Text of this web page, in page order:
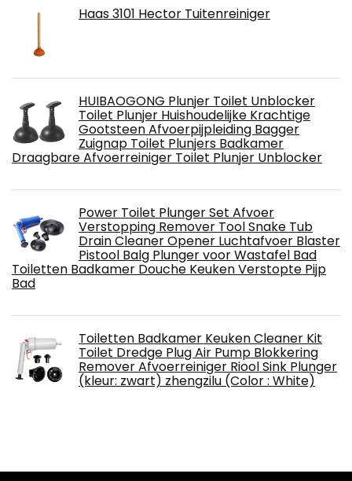
Haas 3101 Hector Tuitenreiniger
HUIBAOGONG Plunjer Toilet Unblocker
Toilet Plunjer Huishoudelijke Krachtige
Gootsteen Afvoerpijpleiding Bagger
Zuignap Toilet Plunjers Badkamer
Draagbare Afvoerreiniger Toilet Plunjer Unblocker
Power Toilet Plunger Set Afvoer
Verstopping Remover Tool Snake Tub
Drain Cleaner Opener Luchtafvoer Blaster
Pistool Balg Plunger voor Wastafel Bad
Toiletten Badkamer Douche Keuken Verstopte Pijp
Bad
Toiletten Badkamer Keuken Cleaner Kit
Toilet Dredge Plug Air Pump Blokkering
Remover Afvoerreiniger Riool Sink Plunger
(kleur: zwart) zhengzilu (Color : White)